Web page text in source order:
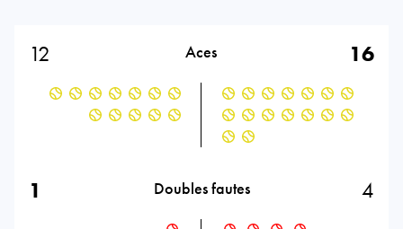
12 Aces 16
1 Doubles fautes 4